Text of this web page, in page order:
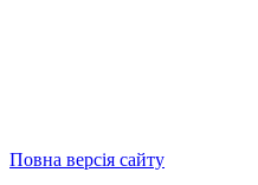
Повна версія сайту